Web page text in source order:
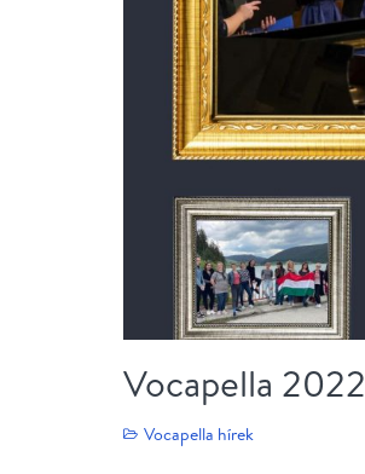
Vocapella 2022
Vocapella hírek